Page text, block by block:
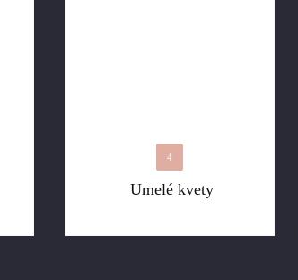
Umelé kvety
4